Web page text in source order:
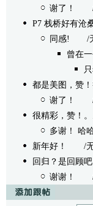
谢了！
/
P7 栈桥好有沧
同感!
/无
曾在
都是美图，赞！
谢了！
/
很精彩，赞！。
多谢！ 哈
新年好！
/无
回归？是回顾吧
谢谢！
/